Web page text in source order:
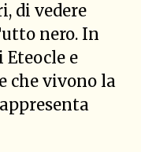
di vedere
nero. In
e
che vivono la